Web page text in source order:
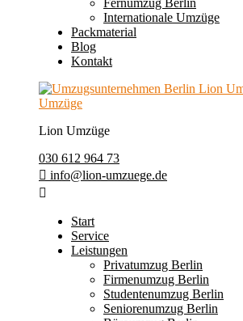
Fernumzug Berlin
Internationale Umzüge
Packmaterial
Blog
Kontakt
Lion Umzüge
030 612 964 73
info@lion-umzuege.de
Start
Service
Leistungen
Privatumzug Berlin
Firmenumzug Berlin
Studentenumzug Berlin
Seniorenumzug Berlin